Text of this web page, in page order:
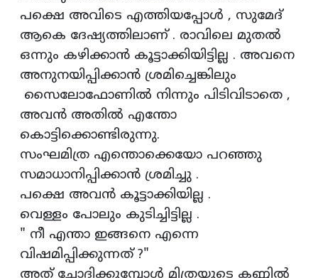
പക്ഷെ അവിടെ എത്തിയപ്പോൾ , സുമേദ്
ആകെ ദേഷ്യത്തിലാണ് . രാവിലെ മുതൽ
ഒന്നും കഴിക്കാൻ കൂട്ടാക്കിയിട്ടില്ല . അവനെ
അനുനയിപ്പിക്കാൻ ശ്രമിച്ചെങ്കിലും
സൈലോഫോണിൽ നിന്നും പിടിവിടാതെ ,
അവൻ അതിൽ എന്തോ
കൊട്ടിക്കൊണ്ടിരുന്നു.
സംഘമിത്ര എന്തൊക്കെയോ പറഞ്ഞു
സമാധാനിപ്പിക്കാൻ ശ്രമിച്ചു .
പക്ഷെ അവൻ കൂട്ടാക്കിയില്ല .
വെള്ളം പോലും കുടിച്ചിട്ടില്ല .
" നീ എന്താ ഇങ്ങനെ എന്നെ
വിഷമിപ്പിക്കുന്നത് ?"
അത് ചോദിക്കുമ്പോൾ മിത്രയുടെ കണ്ണിൽ